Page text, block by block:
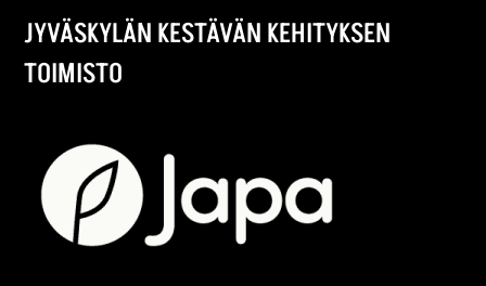
JYVÄSKYLÄN KESTÄVÄN KEHITYKSEN
TOIMISTO